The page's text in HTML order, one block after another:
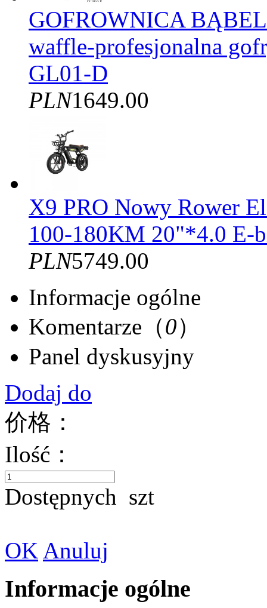
GOFROWNICA
waffle-profesjonalna
GL01-D
PLN1649.00
X9 PRO Nowy Rower
100-180KM 20"*4.0 E-
PLN5749.00
Informacje ogólne
Komentarze（0）
Panel dyskusyjny
Dodaj do
价格：
Ilość：
Dostępnych szt
OK Anuluj
Informacje ogólne